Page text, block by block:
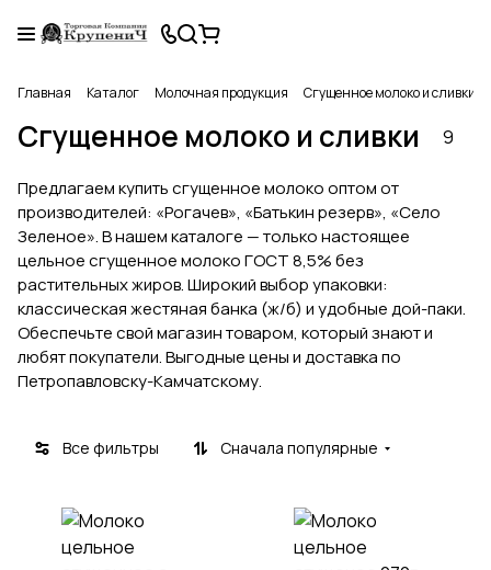
Главная Каталог Молочная продукция Сгущенное молоко и сливки
Сгущенное молоко и сливки 9
Предлагаем купить сгущенное молоко оптом от
производителей: «Рогачев», «Батькин резерв», «Село
Зеленое». В нашем каталоге — только настоящее
цельное сгущенное молоко ГОСТ 8,5% без
растительных жиров. Широкий выбор упаковки:
классическая жестяная банка (ж/б) и удобные дой-паки.
Обеспечьте свой магазин товаром, который знают и
любят покупатели. Выгодные цены и доставка по
Петропавловску-Камчатскому.
Все фильтры Сначала популярные